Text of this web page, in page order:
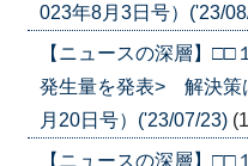
023年8月3日号）('23/
【ニュースの深層】
発生量を発表> 解決策
月20日号）('23/07/23)
【ニュースの深層】□□